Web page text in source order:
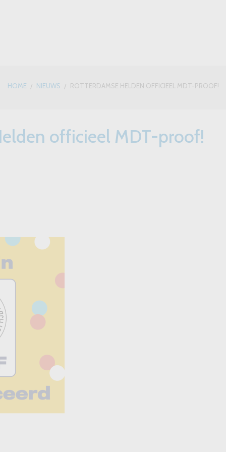
HOME NIEUWS ROTTERDAMSE HELDEN OFFICIEEL MDT-PROOF!
officieel MDT-proof!